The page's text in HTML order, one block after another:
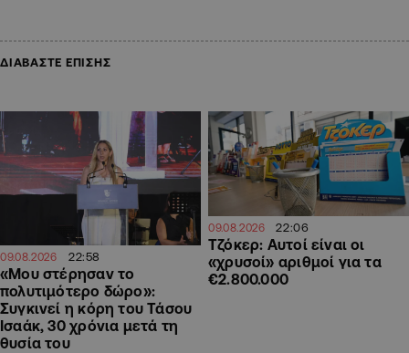
ΔΙΑΒΑΣΤΕ ΕΠΙΣΗΣ
09.08.2026 22:58
«Μου στέρησαν το
πολυτιμότερο δώρο»:
Συγκινεί η κόρη του Τάσου
Ισαάκ, 30 χρόνια μετά τη
θυσία του
09.08.2026 22:06
Τζόκερ: Αυτοί είναι οι
«χρυσοί» αριθμοί για τα
€2.800.000